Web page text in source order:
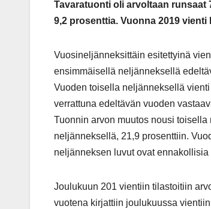
Tavaratuonti oli arvoltaan runsaat
9,2 prosenttia. Vuonna 2019
Vuosineljänneksittäin esitettyinä
ensimmäisellä neljänneksellä
Vuoden toisella neljänneksellä
verrattuna edeltävän vuoden
Tuonnin arvon muutos nousi
neljänneksellä, 21,9 prosenttiin.
neljänneksen luvut ovat ennakollisia
Joulukuun 201 vientiin tilastoitiin
vuotena kirjattiin joulukuussa